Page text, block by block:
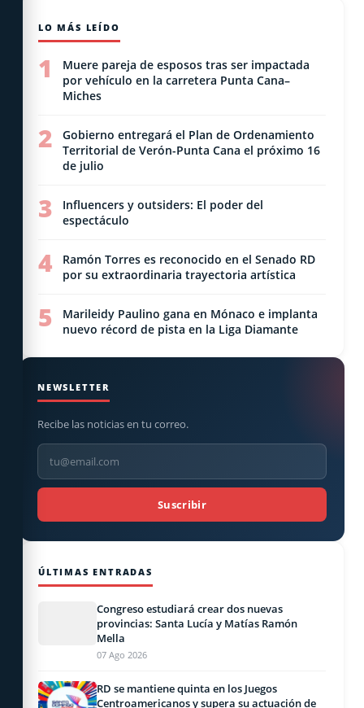
LO MÁS LEÍDO
1
Muere pareja de esposos tras ser impactada
por vehículo en la carretera Punta Cana–
Miches
2
Gobierno entregará el Plan de Ordenamiento
Territorial de Verón-Punta Cana el próximo 16
de julio
3
Influencers y outsiders: El poder del
espectáculo
4
Ramón Torres es reconocido en el Senado RD
por su extraordinaria trayectoria artística
5
Marileidy Paulino gana en Mónaco e implanta
nuevo récord de pista en la Liga Diamante
NEWSLETTER
Recibe las noticias en tu correo.
Suscribir
ÚLTIMAS ENTRADAS
Congreso estudiará crear dos nuevas
provincias: Santa Lucía y Matías Ramón
Mella
07 Ago 2026
RD se mantiene quinta en los Juegos
Centroamericanos y supera su actuación de